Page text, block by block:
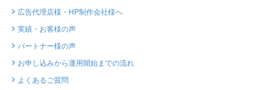
広告代理店様・HP制作会社様へ
実績・お客様の声
パートナー様の声
お申し込みから運用開始までの流れ
よくあるご質問